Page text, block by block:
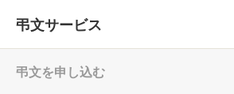
弔文サービス
弔文を申し込む